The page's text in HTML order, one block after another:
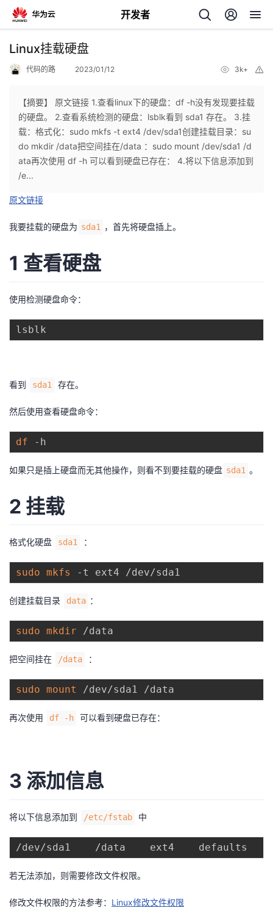
开发者
返
个
人
主
我
的
开
发
者
我
博
客
的
论
坛
我
的
圈
子
我
的
直
播
我
的
活
我
的
我
开
者
堂
验
收
的
我
支
我
持建
议
Linux挂载硬盘
代码的路 2023/01/12 3k+
【摘要】 原文链接 1.查看linux下的硬盘：df -h没有发现要挂载
的硬盘。 2.查看系统检测的硬盘：lsblk看到 sda1 存在。 3.挂
载：格式化：sudo mkfs -t ext4 /dev/sda1创建挂载目录：su
do mkdir /data把空间挂在/data ：sudo mount /dev/sda1 /d
ata再次使用 df -h 可以看到硬盘已存在： 4.将以下信息添加到
/e...
原文链接
我要挂载的硬盘为 sda1 ，首先将硬盘插上。
1 查看硬盘
使用检测硬盘命令：
看到 sda1 存在。
然后使用查看硬盘命令：
df
如果只是插上硬盘而无其他操作，则看不到要挂载的硬盘 sda1 。
2 挂载
格式化硬盘 sda1 ：
sudo mkfs
创建挂载目录 data ：
sudo mkdir
把空间挂在 /data ：
sudo mount
再次使用 df -h 可以看到硬盘已存在：
3 添加信息
将以下信息添加到 /etc/fstab 中
/dev/sda1    /data    ext4    defaults
若无法添加，则需要修改文件权限。
修改文件权限的方法参考： Linux修改文件权限